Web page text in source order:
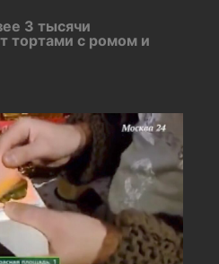
3 тысячи
тортами с ромом и